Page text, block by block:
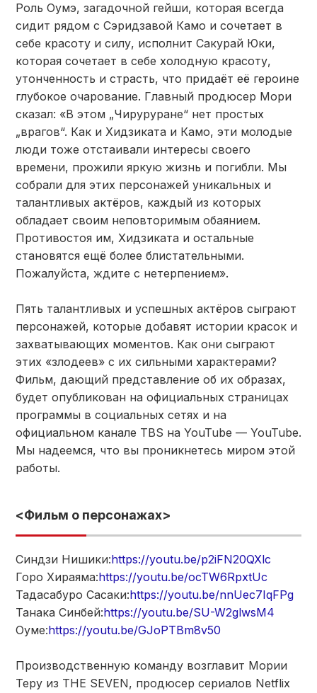
Роль Оумэ, загадочной гейши, которая всегда
сидит рядом с Сэридзавой Камо и сочетает в
себе красоту и силу, исполнит Сакурай Юки,
которая сочетает в себе холодную красоту,
утонченность и страсть, что придаёт её героине
глубокое очарование. Главный продюсер Мори
сказал: «В этом „Чируруране“ нет простых
„врагов“. Как и Хидзиката и Камо, эти молодые
люди тоже отстаивали интересы своего
времени, прожили яркую жизнь и погибли. Мы
собрали для этих персонажей уникальных и
талантливых актёров, каждый из которых
обладает своим неповторимым обаянием.
Противостоя им, Хидзиката и остальные
становятся ещё более блистательными.
Пожалуйста, ждите с нетерпением».
Пять талантливых и успешных актёров сыграют
персонажей, которые добавят истории красок и
захватывающих моментов. Как они сыграют
этих «злодеев» с их сильными характерами?
Фильм, дающий представление об их образах,
будет опубликован на официальных страницах
программы в социальных сетях и на
официальном канале TBS на YouTube — YouTube.
Мы надеемся, что вы проникнетесь миром этой
работы.
<Фильм о персонажах>
Синдзи Нишики:https://youtu.be/p2iFN20QXlc
Горо Хираяма:https://youtu.be/ocTW6RpxtUc
Тадасабуро Сасаки:https://youtu.be/nnUec7IqFPg
Танака Синбей:https://youtu.be/SU-W2glwsM4
Оуме:https://youtu.be/GJoPTBm8v50
Производственную команду возглавит Мории
Теру из THE SEVEN, продюсер сериалов Netflix